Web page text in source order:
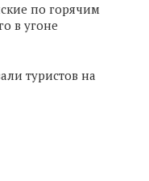
по горячим
в угоне
туристов на